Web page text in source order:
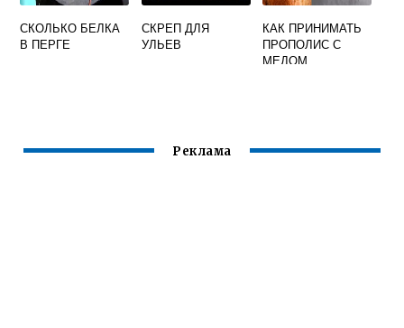
СКОЛЬКО БЕЛКА
В ПЕРГЕ
СКРЕП ДЛЯ
УЛЬЕВ
КАК ПРИНИМАТЬ
ПРОПОЛИС С
МЕДОМ
Реклама